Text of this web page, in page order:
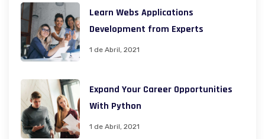
Learn Webs Applications
Development from Experts
1 de Abril, 2021
Expand Your Career Opportunities
With Python
1 de Abril, 2021